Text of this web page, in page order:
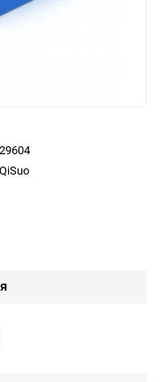
29604
QiSuo